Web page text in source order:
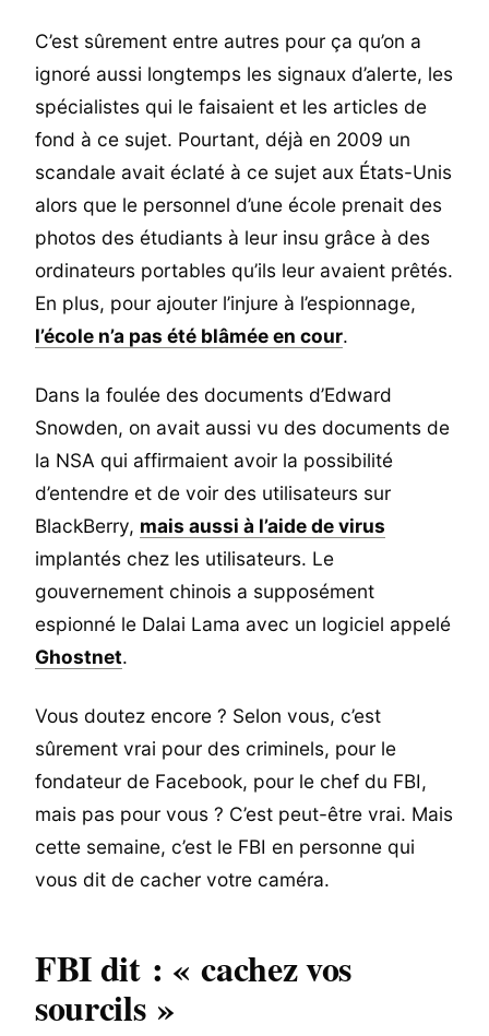
C’est sûrement entre autres pour ça qu’on a
ignoré aussi longtemps les signaux d’alerte, les
spécialistes qui le faisaient et les articles de
fond à ce sujet. Pourtant, déjà en 2009 un
scandale avait éclaté à ce sujet aux États-Unis
alors que le personnel d’une école prenait des
photos des étudiants à leur insu grâce à des
ordinateurs portables qu’ils leur avaient prêtés.
En plus, pour ajouter l’injure à l’espionnage,
l’école n’a pas été blâmée en cour.
Dans la foulée des documents d’Edward
Snowden, on avait aussi vu des documents de
la NSA qui affirmaient avoir la possibilité
d’entendre et de voir des utilisateurs sur
BlackBerry, mais aussi à l’aide de virus
implantés chez les utilisateurs. Le
gouvernement chinois a supposément
espionné le Dalai Lama avec un logiciel appelé
Ghostnet.
Vous doutez encore ? Selon vous, c’est
sûrement vrai pour des criminels, pour le
fondateur de Facebook, pour le chef du FBI,
mais pas pour vous ? C’est peut-être vrai. Mais
cette semaine, c’est le FBI en personne qui
vous dit de cacher votre caméra.
FBI dit : « cachez vos
sourcils »